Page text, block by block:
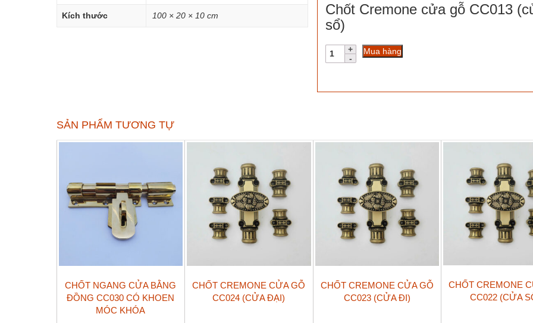
Kích thước 100 × 20 × 10 cm
Chốt Cremone cửa gỗ CC013
sổ)
Chốt
Cremone
CC013
Mua hàng
SẢN PHẨM TƯƠNG TỰ
CHỐT NGANG CỬA BẰNG
ĐỒNG CC030 CÓ KHOEN
MÓC KHÓA
CHỐT CREMONE CỬA GỖ
CC024 (CỬA ĐẠI)
CHỐT CREMONE CỬA GỖ
CC023 (CỬA ĐI)
CHỐT CREMONE
CC022 (CỬA